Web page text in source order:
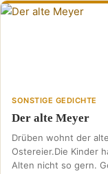
SONSTIGE GEDICHTE
Der alte Meyer
Drüben wohnt der
Ostereier.Die Kinder
Alten nicht so gern.